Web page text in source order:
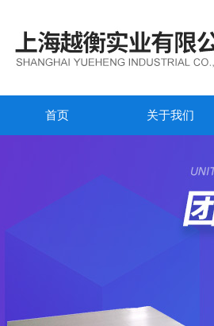
首页 关于我们